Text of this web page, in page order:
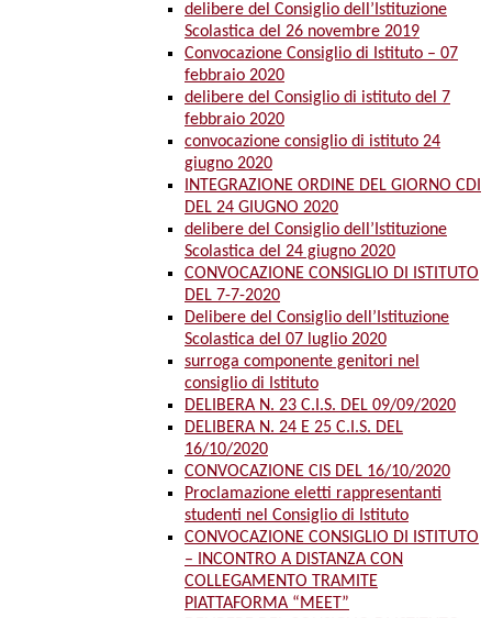
delibere del Consiglio dell’Istituzione
Scolastica del 26 novembre 2019
Convocazione Consiglio di Istituto – 07
febbraio 2020
delibere del Consiglio di istituto del 7
febbraio 2020
convocazione consiglio di istituto 24
giugno 2020
INTEGRAZIONE ORDINE DEL GIORNO CDI
DEL 24 GIUGNO 2020
delibere del Consiglio dell’Istituzione
Scolastica del 24 giugno 2020
CONVOCAZIONE CONSIGLIO DI ISTITUTO
DEL 7-7-2020
Delibere del Consiglio dell’Istituzione
Scolastica del 07 luglio 2020
surroga componente genitori nel
consiglio di Istituto
DELIBERA N. 23 C.I.S. DEL 09/09/2020
DELIBERA N. 24 E 25 C.I.S. DEL
16/10/2020
CONVOCAZIONE CIS DEL 16/10/2020
Proclamazione eletti rappresentanti
studenti nel Consiglio di Istituto
CONVOCAZIONE CONSIGLIO DI ISTITUTO
– INCONTRO A DISTANZA CON
COLLEGAMENTO TRAMITE
PIATTAFORMA “MEET”